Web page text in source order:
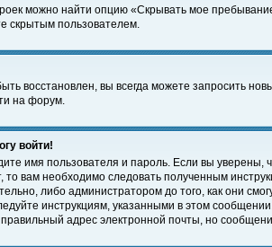
можно найти опцию «Скрывать мое
скрытым пользователем.
восстановлен, вы всегда можете запросить
на форум.
войти!
имя пользователя и пароль. Если вы
то вам необходимо следовать полученным
либо администратором до того, как они
инструкциям, указанными в этом
адрес электронной почты, но